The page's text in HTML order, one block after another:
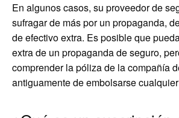
En algunos casos, su proveedor de
sufragar de más por un propaganda,
de efectivo extra. Es posible que
extra de un propaganda de seguro,
comprender la póliza de la compañía
antiguamente de embolsarse